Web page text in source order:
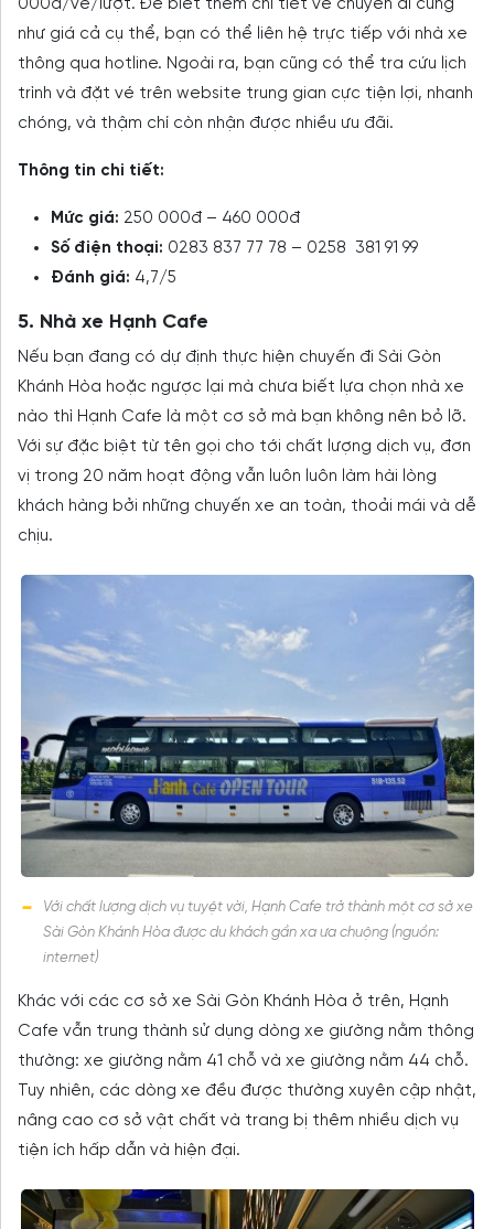
000đ/vé/lượt. Để biết thêm chi tiết về chuyến đi cũng
như giá cả cụ thể, bạn có thể liên hệ trực tiếp với nhà xe
thông qua hotline. Ngoài ra, bạn cũng có thể tra cứu lịch
trình và đặt vé trên website trung gian cực tiện lợi, nhanh
chóng, và thậm chí còn nhận được nhiều ưu đãi.
Thông tin chi tiết:
Mức giá: 250 000đ – 460 000đ
Số điện thoại: 0283 837 77 78 – 0258 381 91 99
Đánh giá: 4,7/5
5. Nhà xe Hạnh Cafe
Nếu bạn đang có dự định thực hiện chuyến đi Sài Gòn
Khánh Hòa hoặc ngược lại mà chưa biết lựa chọn nhà xe
nào thì Hạnh Cafe là một cơ sở mà bạn không nên bỏ lỡ.
Với sự đặc biệt từ tên gọi cho tới chất lượng dịch vụ, đơn
vị trong 20 năm hoạt động vẫn luôn luôn làm hài lòng
khách hàng bởi những chuyến xe an toàn, thoải mái và dễ
chịu.
Với chất lượng dịch vụ tuyệt vời, Hạnh Cafe trở thành một cơ sở xe
Sài Gòn Khánh Hòa được du khách gần xa ưa chuộng (nguồn:
internet)
Khác với các cơ sở xe Sài Gòn Khánh Hòa ở trên, Hạnh
Cafe vẫn trung thành sử dụng dòng xe giường nằm thông
thường: xe giường nằm 41 chỗ và xe giường nằm 44 chỗ.
Tuy nhiên, các dòng xe đều được thường xuyên cập nhật,
nâng cao cơ sở vật chất và trang bị thêm nhiều dịch vụ
tiện ích hấp dẫn và hiện đại.